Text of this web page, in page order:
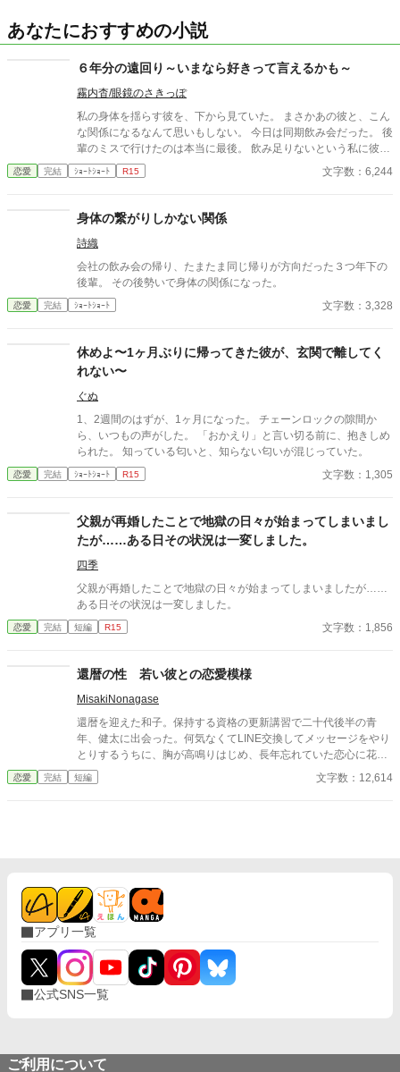
あなたにおすすめの小説
６年分の遠回り～いまなら好きって言えるかも～
霧内杳/眼鏡のさきっぽ
私の身体を揺らす彼を、下から見ていた。 まさかあの彼と、こん
な関係になるなんて思いもしない。 今日は同期飲み会だった。 後
輩のミスで行けたのは本当に最後。 飲み足りないという私に彼は
付き合ってくれた。 彼とは入社当時、部署は違ったが同じ仕事に
携わっていた。 きっとあの頃のわたしは、彼が好きだったんだと
のせいで、その一線は越えられなかった。 でも、あれから変わっ
た私なら……。 ****** 2021/05/29 公開 ****** 表紙 いもこは妹
pixivID:11163077
恋愛 完結 ｼｮｰﾄｼｮｰﾄ R15 文字数：6,244
身体の繋がりしかない関係
詩織
会社の飲み会の帰り、たまたま同じ帰りが方向だった３つ年下の
後輩。 その後勢いで身体の関係になった。
恋愛 完結 ｼｮｰﾄｼｮｰﾄ 文字数：3,328
休めよ〜1ヶ月ぶりに帰ってきた彼が、玄関で離してく
れない〜
ぐぬ
1、2週間のはずが、1ヶ月になった。 チェーンロックの隙間か
ら、いつもの声がした。 「おかえり」と言い切る前に、抱きしめ
られた。 知っている匂いと、知らない匂いが混じっていた。
恋愛 完結 ｼｮｰﾄｼｮｰﾄ R15 文字数：1,305
父親が再婚したことで地獄の日々が始まってしまいまし
たが……ある日その状況は一変しました。
四季
父親が再婚したことで地獄の日々が始まってしまいましたが……
ある日その状況は一変しました。
恋愛 完結 短編 R15 文字数：1,856
還暦の性 若い彼との恋愛模様
MisakiNonagase
還暦を迎えた和子。保持する資格の更新講習で二十代後半の青
年、健太に出会った。何気なくてLINE交換してメッセージをやり
とりするうちに、胸が高鳴りはじめ、長年忘れていた恋心に花が
咲く。 そんな還暦女性と二十代の青年の恋模様。 その後、結婚、
そして永遠の別れまでを描いたストーリーです。 全7話
恋愛 完結 短編 文字数：12,614
アプリ一覧
公式SNS一覧
ご利用について